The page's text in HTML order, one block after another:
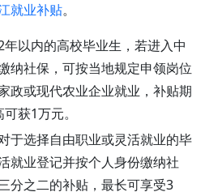
就业补贴。
年以内的高校毕业生，若进入中
纳社保，可按当地规定申领岗位
政或现代农业企业就业，补贴期
获1万元。
于选择自由职业或灵活就业的毕
就业登记并按个人身份缴纳社
分之二的补贴，最长可享受3